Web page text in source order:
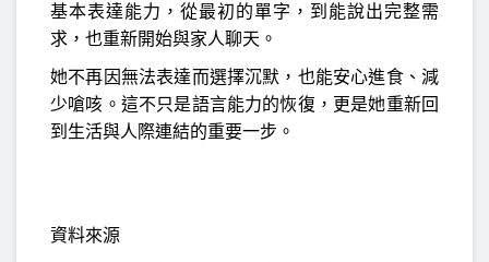
基本表達能力，從最初的單字，到能說出完整需
求，也重新開始與家人聊天。
她不再因無法表達而選擇沉默，也能安心進食、減
少嗆咳。這不只是語言能力的恢復，更是她重新回
到生活與人際連結的重要一步。
資料來源